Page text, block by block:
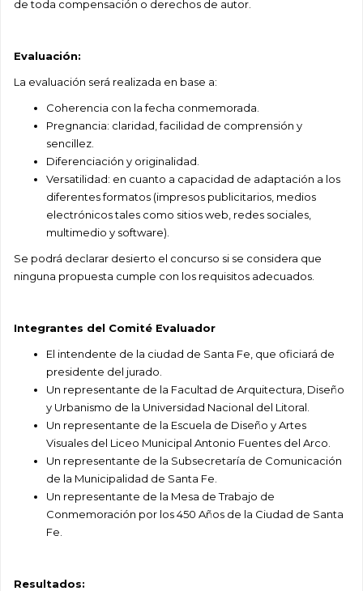
de toda compensación o derechos de autor.
Evaluación:
La evaluación será realizada en base a:
Coherencia con la fecha conmemorada.
Pregnancia: claridad, facilidad de comprensión y
sencillez.
Diferenciación y originalidad.
Versatilidad: en cuanto a capacidad de adaptación a los
diferentes formatos (impresos publicitarios, medios
electrónicos tales como sitios web, redes sociales,
multimedio y software).
Se podrá declarar desierto el concurso si se considera que
ninguna propuesta cumple con los requisitos adecuados.
Integrantes del Comité Evaluador
El intendente de la ciudad de Santa Fe, que oficiará de
presidente del jurado.
Un representante de la Facultad de Arquitectura, Diseño
y Urbanismo de la Universidad Nacional del Litoral.
Un representante de la Escuela de Diseño y Artes
Visuales del Liceo Municipal Antonio Fuentes del Arco.
Un representante de la Subsecretaría de Comunicación
de la Municipalidad de Santa Fe.
Un representante de la Mesa de Trabajo de
Conmemoración por los 450 Años de la Ciudad de Santa
Fe.
Resultados: